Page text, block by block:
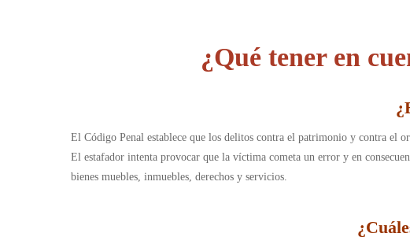
¿Qué tener en
¿
El Código Penal establece que los delitos contra el patrimonio y contra el
El estafador intenta provocar que la víctima cometa un error y en
bienes muebles, inmuebles, derechos y servicios.